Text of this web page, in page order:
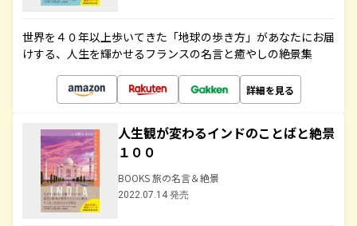
世界を４０年以上歩いてきた「地球の歩き方」があなたにお届
けする、人生を輝かせるフランスの名言と癒やしの絶景集
詳細を見る
人生観が変わるインドのことばと絶景
１００
BOOKS 旅の名言＆絶景
2022.07.14 発売